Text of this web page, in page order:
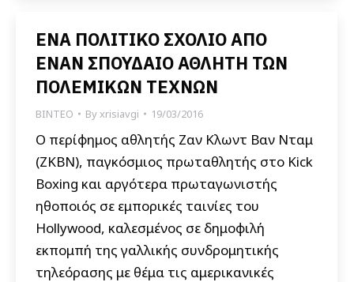
ΕΝΑ ΠΟΛΙΤΙΚΟ ΣΧΟΛΙΟ ΑΠΟ
ΕΝΑΝ ΣΠΟΥΔΑΙΟ ΑΘΛΗΤΗ ΤΩΝ
ΠΟΛΕΜΙΚΩΝ ΤΕΧΝΩΝ
ΒΙΝΤΕΟ Byxrisiavgi 19/03/2016
Ο περίφημος αθλητής Ζαν Κλωντ Βαν Νταμ
(ΖΚΒΝ), παγκόσμιος πρωταθλητής στο Kick
Boxing και αργότερα πρωταγωνιστής
ηθοποιός σε εμπορικές ταινίες του
Hollywood, καλεσμένος σε δημοφιλή
εκπομπή της γαλλικής συνδρομητικής
τηλεόρασης με θέμα τις αμερικανικές